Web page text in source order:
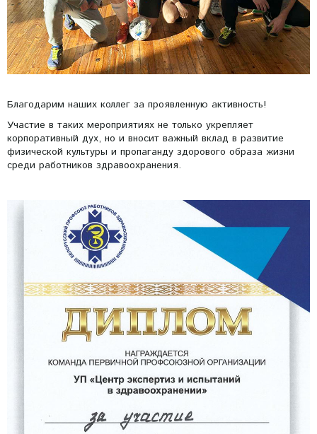
Благодарим наших коллег за проявленную активность!
Участие в таких мероприятиях не только укрепляет
корпоративный дух, но и вносит важный вклад в развитие
физической культуры и пропаганду здорового образа жизни
среди работников здравоохранения.